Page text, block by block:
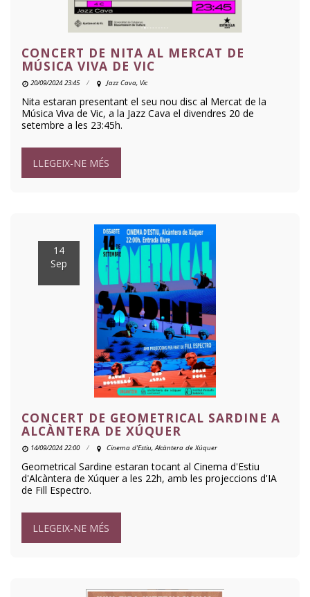
CONCERT DE NITA AL MERCAT DE
MÚSICA VIVA DE VIC
20/09/2024 23:45 Jazz Cava, Vic
Nita estaran presentant el seu nou disc al Mercat de la
Música Viva de Vic, a la Jazz Cava el divendres 20 de
setembre a les 23:45h.
LLEGEIX-NE MÉS
14
Sep
CONCERT DE GEOMETRICAL SARDINE A
ALCÀNTERA DE XÚQUER
14/09/2024 22:00 Cinema d'Estiu, Alcàntera de Xúquer
Geometrical Sardine estaran tocant al Cinema d'Estiu
d'Alcàntera de Xúquer a les 22h, amb les projeccions d'IA
de Fill Espectro.
LLEGEIX-NE MÉS